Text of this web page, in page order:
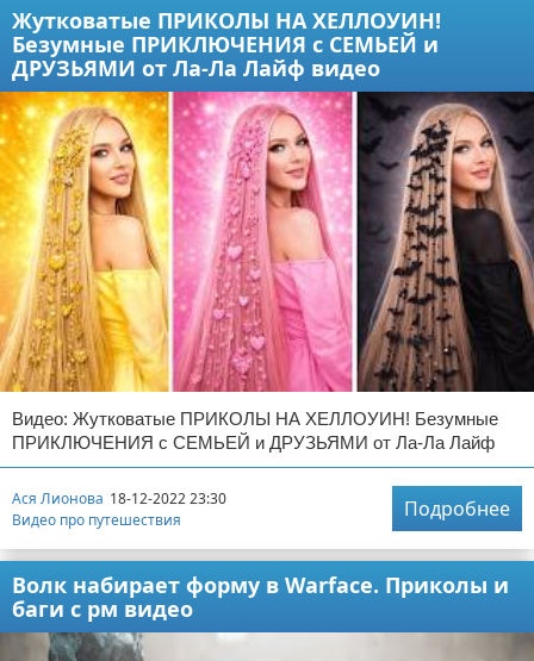
Жутковатые ПРИКОЛЫ НА ХЕЛЛОУИН!
Безумные ПРИКЛЮЧЕНИЯ с СЕМЬЕЙ и
ДРУЗЬЯМИ от Ла-Ла Лайф видео
Видео: Жутковатые ПРИКОЛЫ НА ХЕЛЛОУИН! Безумные
ПРИКЛЮЧЕНИЯ с СЕМЬЕЙ и ДРУЗЬЯМИ от Ла-Ла Лайф
Ася Лионова 18-12-2022 23:30
Видео про путешествия
Подробнее
Волк набирает форму в Warface. Приколы и
баги с рм видео